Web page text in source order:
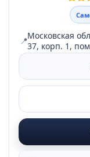
📍Московская
37, корп. 1,